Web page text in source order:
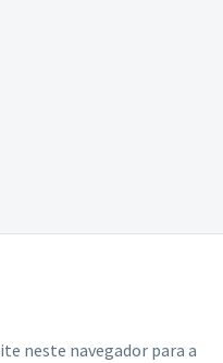
neste navegador para a